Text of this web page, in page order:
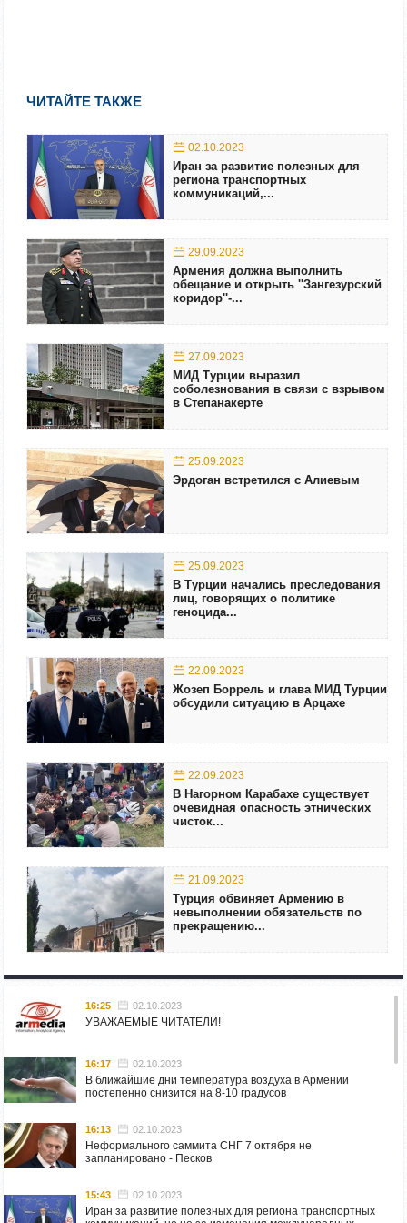
ЧИТАЙТЕ ТАКЖЕ
02.10.2023
Иран за развитие полезных для
региона транспортных
коммуникаций,...
29.09.2023
Армения должна выполнить
обещание и открыть ''Зангезурский
коридор''-...
27.09.2023
МИД Турции выразил
соболезнования в связи с взрывом
в Степанакерте
25.09.2023
Эрдоган встретился с Алиевым
25.09.2023
В Турции начались преследования
лиц, говорящих о политике
геноцида...
22.09.2023
Жозеп Боррель и глава МИД Турции
обсудили ситуацию в Арцахе
22.09.2023
В Нагорном Карабахе существует
очевидная опасность этнических
чисток...
21.09.2023
Турция обвиняет Армению в
невыполнении обязательств по
прекращению...
16:25 02.10.2023
УВАЖАЕМЫЕ ЧИТАТЕЛИ!
16:17 02.10.2023
В ближайшие дни температура воздуха в Армении
постепенно снизится на 8-10 градусов
16:13 02.10.2023
Неформального саммита СНГ 7 октября не
запланировано - Песков
15:43 02.10.2023
Иран за развитие полезных для региона транспортных